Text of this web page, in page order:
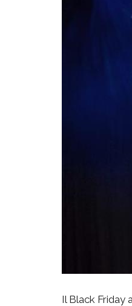
Il Black Friday